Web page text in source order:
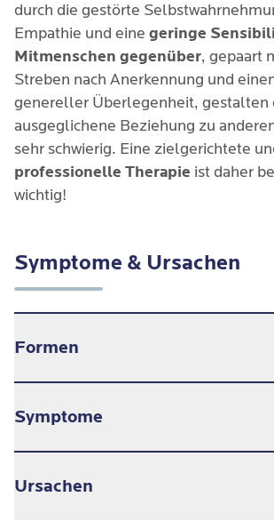
durch die gestörte
Empathie und eine geringe
Mitmenschen gegenüber, gepaart
Streben nach Anerkennung und
genereller Überlegenheit, gestalten
ausgeglichene Beziehung zu
sehr schwierig. Eine zielgerichtete
professionelle Therapie ist daher
wichtig!
Symptome & Ursachen
Formen
Die Subtypen der Narzisstischen
Aspekt des gestörten
jedoch jeweils unterschiedliche
Symptome
Zentrales Merkmal der Narzisstischen
Ursachen